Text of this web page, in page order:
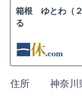
箱根 ゆとわ（２
る
住所
神奈川